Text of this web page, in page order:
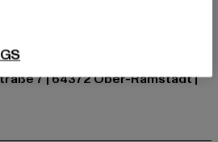
GmbH |
7 | 64372 Ober-Ramstadt |